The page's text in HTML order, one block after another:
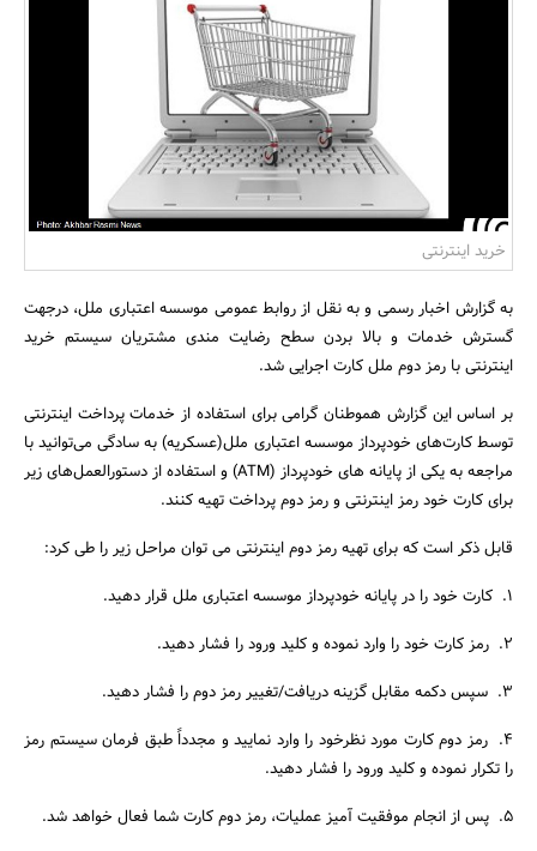
بانک، بیمه و سرمایه
خرید اینترنتی
به گزارش اخبار رسمی و به نقل از روابط عمومی موسسه اعتباری ملل، درجهت
گسترش خدمات و بالا بردن سطح رضایت مندی مشتریان سیستم خرید
اینترنتی با رمز دوم ملل کارت اجرایی شد.
بر اساس این گزارش هموطنان گرامی برای استفاده از خدمات پرداخت اینترنتی
توسط کارت‌های خودپرداز موسسه اعتباری ملل(عسکریه) به سادگی می‌توانید با
مراجعه به یکی از پایانه های خودپرداز (ATM) و استفاده از دستورالعمل‌های زیر
برای کارت خود رمز اینترنتی و رمز دوم پرداخت تهیه کنند.
قابل ذکر است که برای تهیه رمز دوم اینترنتی می توان مراحل زیر را طی کرد:
1. کارت خود را در پایانه خودپرداز موسسه اعتباری ملل قرار دهید.
2. رمز کارت خود را وارد نموده و کلید ورود را فشار دهید.
3. سپس دکمه مقابل گزینه دریافت/تغییر رمز دوم را فشار دهید.
4. رمز دوم کارت مورد نظرخود را وارد نمایید و مجدداً طبق فرمان سیستم رمز
را تکرار نموده و کلید ورود را فشار دهید.
5. پس از انجام موفقیت آمیز عملیات، رمز دوم کارت شما فعال خواهد شد.